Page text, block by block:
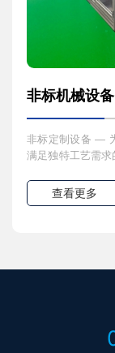
非标机械设备
非标定制设备 —
满足独特工艺需
动化设备、专机
丰富的项目经验，
查看更多